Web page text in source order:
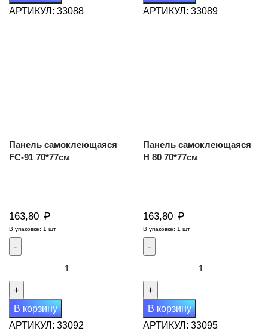
FC-
АРТИКУЛ: 33088
FC-
АРТИКУЛ: 33089
Панель самоклеющаяся
FC-91 70*77см
163,80 ₽
В упаковке: 1 шт
Панель
самоклеющаяся
FC-
В корзину
АРТИКУЛ: 33092
Панель самоклеющаяся
H 80 70*77см
163,80 ₽
В упаковке: 1 шт
Панель
самоклеющаяся
H
В корзину
АРТИКУЛ: 33095